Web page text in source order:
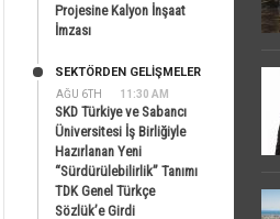
Projesine Kalyon İnşaat
İmzası
AĞU 6TH 11:30 AM
SEKTÖRDEN GELIŞMELER
SKD Türkiye ve Sabancı
Üniversitesi İş Birliğiyle
Hazırlanan Yeni
“Sürdürülebilirlik” Tanımı
TDK Genel Türkçe
Sözlük’e Girdi